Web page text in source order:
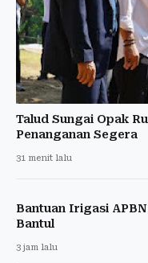
Talud Sungai Opak
Penanganan Segera
31 menit lalu
Bantuan Irigasi
Bantul
3 jam lalu